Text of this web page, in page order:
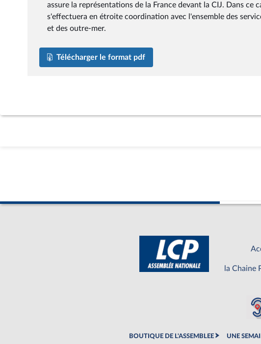
assure la représentations de la France devant la CIJ. Dans ce
s'effectuera en étroite coordination avec l'ensemble des
et des outre-mer.
Télécharger le format pdf
la Chaine
BOUTIQUE DE L'ASSEMBLEE UNE